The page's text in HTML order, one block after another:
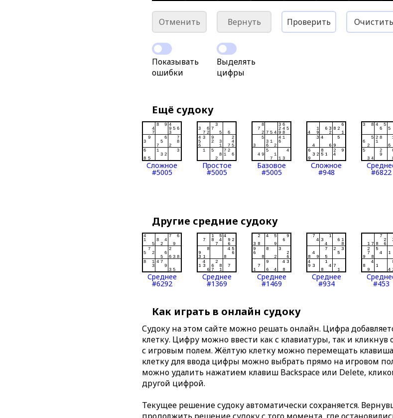
Отменить Вернуть Проверить Очистить
Показывать
ошибки
Выделять
цифры
Ещё судоку
Сложное
#5005
Простое
#5005
Базовое
#5005
Сложное
#948 #6822
Другие средние судоку
Среднее
#6292
Среднее
#1369
Среднее
#1469
Среднее
#934 #453
Как играть в онлайн судоку
Судоку на этом сайте можно решать онлайн. Цифра
клетку. Цифру можно ввести как с клавиатуры, так и кликнув
с игровым полем. Жёлтую клетку можно перемещать
клетку для ввода цифры можно выбрать прямо на игровом
можно удалить нажатием клавиш Backspace или Delete,
другой цифрой.
Текущее решение судоку автоматически сохраняется.